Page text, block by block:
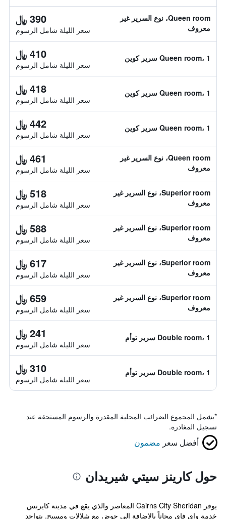
Queen room، نوع السرير غير
معروف
390 ﷼
سعر الليلة شامل الرسوم
Queen room، 1 سرير كوين 410 ﷼
سعر الليلة شامل الرسوم
Queen room، 1 سرير كوين 418 ﷼
سعر الليلة شامل الرسوم
Queen room، 1 سرير كوين 442 ﷼
سعر الليلة شامل الرسوم
Queen room، نوع السرير غير
معروف
461 ﷼
سعر الليلة شامل الرسوم
Superior room، نوع السرير غير
معروف
518 ﷼
سعر الليلة شامل الرسوم
Superior room، نوع السرير غير
معروف
588 ﷼
سعر الليلة شامل الرسوم
Superior room، نوع السرير غير
معروف
617 ﷼
سعر الليلة شامل الرسوم
Superior room، نوع السرير غير
معروف
659 ﷼
سعر الليلة شامل الرسوم
Double room، 1 سرير توأم 241 ﷼
سعر الليلة شامل الرسوم
Double room، 1 سرير توأم 310 ﷼
سعر الليلة شامل الرسوم
*يشمل المجموع الضرائب المحلية المقدرة والرسوم المستحقة عند
تسجيل المغادرة.
أفضل سعر مضمون
حول كارينز سيتي شيريدان
يوفر Cairns City Sheridan المعاصر والذي يقع في مدينة كايرنس
خدمة واي فاي مجاناً بالإضافة إلى حوض مع شلالات ومسبح. يتواجد